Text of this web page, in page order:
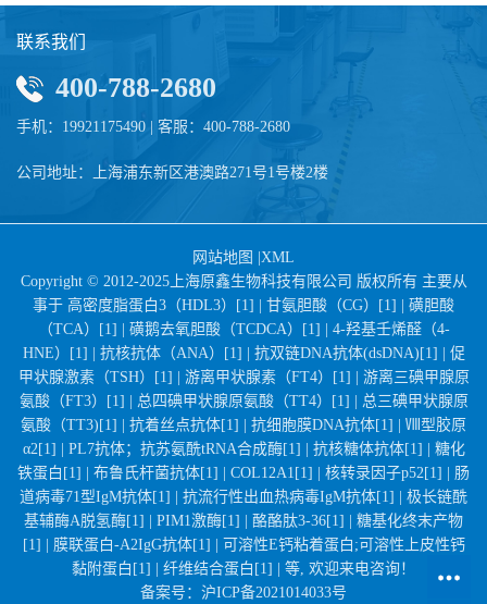
联系我们
400-788-2680
手机：19921175490 | 客服：400-788-2680
公司地址：上海浦东新区港澳路271号1号楼2楼
网站地图 |XML
Copyright © 2012-2025上海原鑫生物科技有限公司 版权所有 主要从
事于 高密度脂蛋白3（HDL3）[1] | 甘氨胆酸（CG）[1] | 磺胆酸
（TCA）[1] | 磺鹅去氧胆酸（TCDCA）[1] | 4-羟基壬烯醛（4-
HNE）[1] | 抗核抗体（ANA）[1] | 抗双链DNA抗体(dsDNA)[1] | 促
甲状腺激素（TSH）[1] | 游离甲状腺素（FT4）[1] | 游离三碘甲腺原
氨酸（FT3）[1] | 总四碘甲状腺原氨酸（TT4）[1] | 总三碘甲状腺原
氨酸（TT3)[1] | 抗着丝点抗体[1] | 抗细胞膜DNA抗体[1] | Ⅷ型胶原
α2[1] | PL7抗体；抗苏氨酰tRNA合成酶[1] | 抗核糖体抗体[1] | 糖化
铁蛋白[1] | 布鲁氏杆菌抗体[1] | COL12A1[1] | 核转录因子p52[1] | 肠
道病毒71型IgM抗体[1] | 抗流行性出血热病毒IgM抗体[1] | 极长链酰
基辅酶A脱氢酶[1] | PIM1激酶[1] | 酪酪肽3-36[1] | 糖基化终末产物
[1] | 膜联蛋白-A2IgG抗体[1] | 可溶性E钙粘着蛋白;可溶性上皮性钙
黏附蛋白[1] | 纤维结合蛋白[1] | 等, 欢迎来电咨询！
备案号： 沪ICP备2021014033号